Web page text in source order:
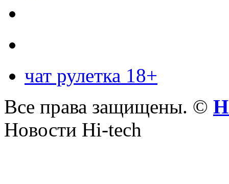
чат рулетка 18+
Все права защищены. ©
Новости Hi-tech